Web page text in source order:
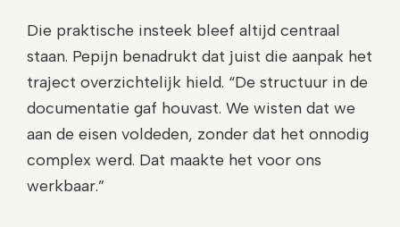
Die praktische insteek bleef altijd centraal
staan. Pepijn benadrukt dat juist die aanpak het
traject overzichtelijk hield. “De structuur in de
documentatie gaf houvast. We wisten dat we
aan de eisen voldeden, zonder dat het onnodig
complex werd. Dat maakte het voor ons
werkbaar.”